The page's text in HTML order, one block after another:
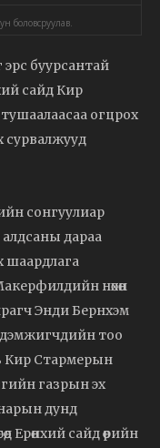
боловсруулав.
эрс буурсантай
сайд Кир
огцрох
сурвалжууд
сонгуулиар
алдсаны дараа
шаардлага
нөхөн
Энди Бернхэм
тоо
Кир Стармерын
газрын эх
дунд
Ерөнхий сайд өөрийн